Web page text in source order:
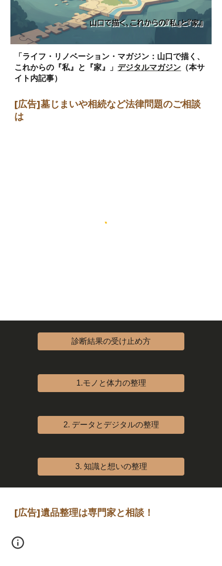
「ライフ・リノベーション・マガジン：山口で描く、
これからの『私』と『家』」 デジタルマガジン （本サ
イト内記事）
[広告]墓じまいや相続など法律問題のご相談
は
診断結果の受け止め方
1.モノと体力の整理
2. データとデジタルの整理
3. 知識と想いの整理
[広告]遺品整理は専門家と相談 ！